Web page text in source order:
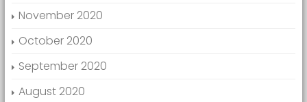
November 2020
October 2020
September 2020
August 2020